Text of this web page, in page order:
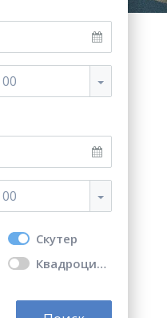
00
00
Скутер
Квадроцикл